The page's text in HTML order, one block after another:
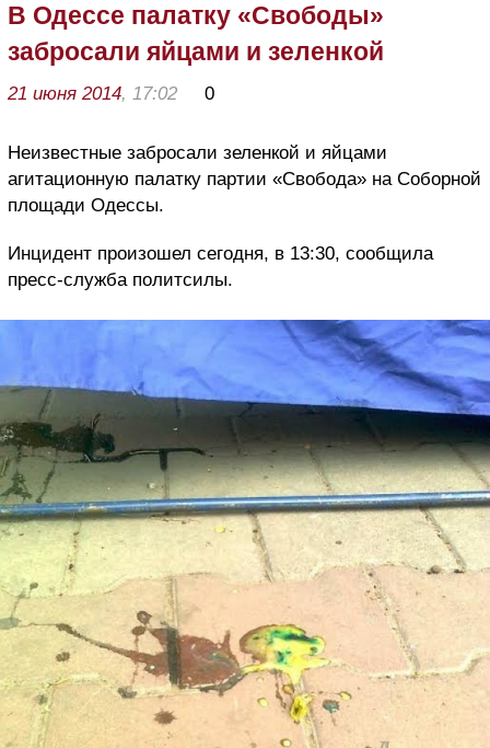
В Одессе палатку «Свободы»
забросали яйцами и зеленкой
21 июня 2014, 17:02 0
Неизвестные забросали зеленкой и яйцами
агитационную палатку партии «Свобода» на Соборной
площади Одессы.
Инцидент произошел сегодня, в 13:30, сообщила
пресс-служба политсилы.